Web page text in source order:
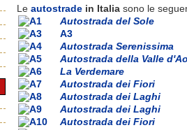
Le autostrade in Italia sono le
Autostrada del Sole
A3
Autostrada Serenissima
Autostrada della Valle
La Verdemare
Autostrada dei Fiori
Autostrada dei Laghi
Autostrada dei Laghi
Autostrada dei Fiori